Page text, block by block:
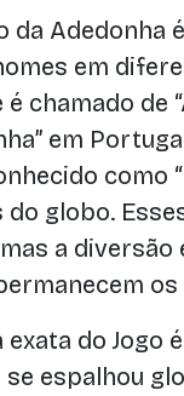
da Adedonha
em
chamado de
em
como
do globo.
a diversão
os
do Jogo
espalhou